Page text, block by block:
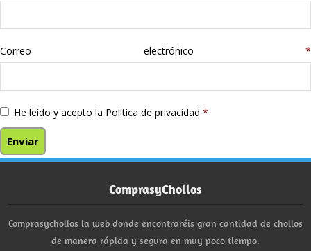
Correo electrónico *
He leído y acepto la Política de privacidad *
ComprasyChollos
Comprasychollos la web donde encontraréis gran cantidad de chollos
de manera rápida y segura en muy poco tiempo.